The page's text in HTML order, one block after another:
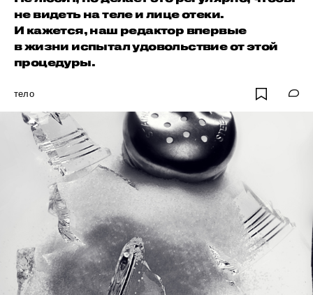
не видеть на теле и лице отеки.
И кажется, наш редактор впервые
в жизни испытал удовольствие от этой
процедуры.
тело